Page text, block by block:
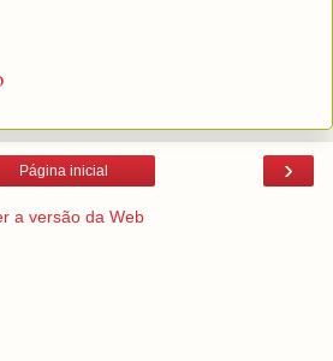
›
Página inicial
a versão da Web